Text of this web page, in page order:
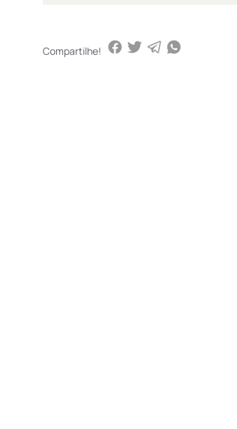
Compartilhe!